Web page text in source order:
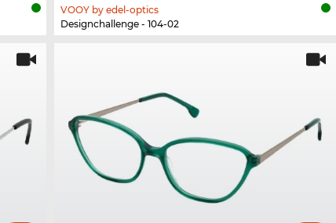
VOOY by edel-optics
Designchallenge - 104-02